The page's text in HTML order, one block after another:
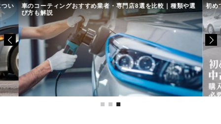
い 車のコーティングおすすめ業者・専門店8選を比較｜種類や選
び方も解説
初め